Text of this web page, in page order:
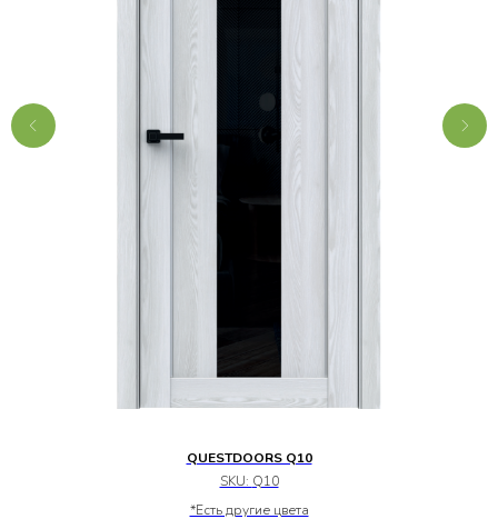
QUESTDOORS Q10
SKU: Q10
*Есть другие цвета